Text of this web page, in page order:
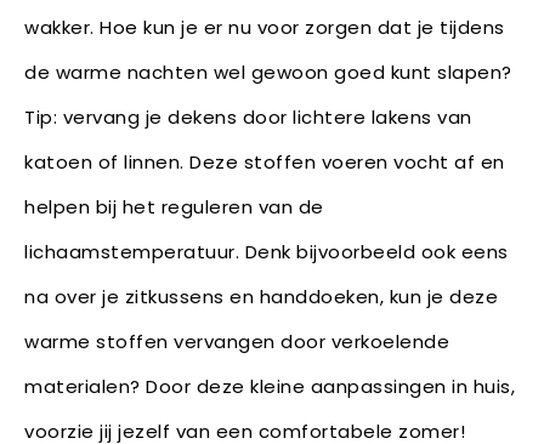
wakker. Hoe kun je er nu voor zorgen dat je tijdens
de warme nachten wel gewoon goed kunt slapen?
Tip: vervang je dekens door lichtere lakens van
katoen of linnen. Deze stoffen voeren vocht af en
helpen bij het reguleren van de
lichaamstemperatuur. Denk bijvoorbeeld ook eens
na over je zitkussens en handdoeken, kun je deze
warme stoffen vervangen door verkoelende
materialen? Door deze kleine aanpassingen in huis,
voorzie jij jezelf van een comfortabele zomer!